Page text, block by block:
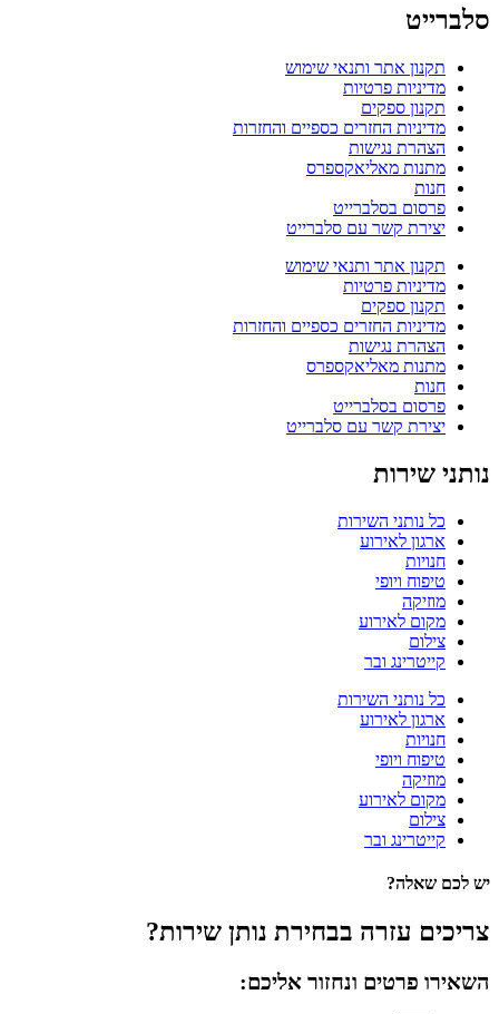
סלברייט
תקנון אתר ותנאי שימוש
מדיניות פרטיות
תקנון ספקים
מדיניות החזרים כספיים והחזרות
הצהרת נגישות
מתנות מאליאקספרס
חנות
פרסום בסלברייט
יצירת קשר עם סלברייט
תקנון אתר ותנאי שימוש
מדיניות פרטיות
תקנון ספקים
מדיניות החזרים כספיים והחזרות
הצהרת נגישות
מתנות מאליאקספרס
חנות
פרסום בסלברייט
יצירת קשר עם סלברייט
נותני שירות
כל נותני השירות
ארגון לאירוע
חנויות
טיפוח ויופי
מוזיקה
מקום לאירוע
צילום
קייטרינג ובר
כל נותני השירות
ארגון לאירוע
חנויות
טיפוח ויופי
מוזיקה
מקום לאירוע
צילום
קייטרינג ובר
יש לכם שאלה?
צריכים עזרה בבחירת נותן שירות?
השאירו פרטים ונחזור אליכם: